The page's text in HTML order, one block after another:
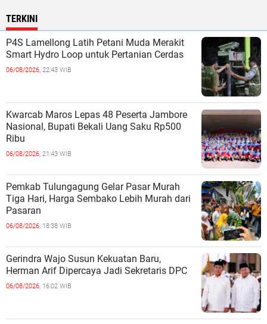
TERKINI
P4S Lamellong Latih Petani Muda Merakit
Smart Hydro Loop untuk Pertanian Cerdas
06/08/2026, 22:43 WIB
Kwarcab Maros Lepas 48 Peserta Jambore
Nasional, Bupati Bekali Uang Saku Rp500
Ribu
06/08/2026, 21:43 WIB
Pemkab Tulungagung Gelar Pasar Murah
Tiga Hari, Harga Sembako Lebih Murah dari
Pasaran
06/08/2026, 18:38 WIB
Gerindra Wajo Susun Kekuatan Baru,
Herman Arif Dipercaya Jadi Sekretaris DPC
06/08/2026, 16:02 WIB